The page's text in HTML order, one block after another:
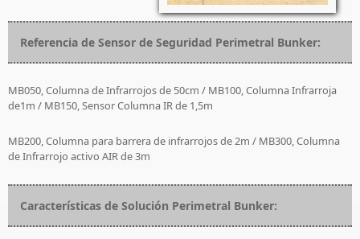
Referencia de Sensor de Seguridad Perimetral Bunker:
MB050, Columna de Infrarrojos de 50cm / MB100, Columna Infrarroja
de1m / MB150, Sensor Columna IR de 1,5m
MB200, Columna para barrera de infrarrojos de 2m / MB300, Columna
de Infrarrojo activo AIR de 3m
Características de Solución Perimetral Bunker: